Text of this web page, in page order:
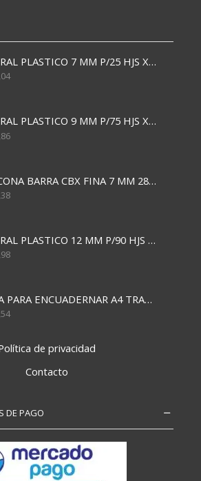
ESPIRAL PLASTICO 7 MM P/25 HJS X50x3000
ESPIRAL PLASTICO 9 MM P/75 HJS X50X2400
SILICONA BARRA CBX FINA 7 MM 28 CM
ESPIRAL PLASTICO 12 MM P/90 HJS X50X1500
TAPA PARA ENCUADERNAR A4 TRANSP x50x500
de privacidad
Contacto
DE PAGO